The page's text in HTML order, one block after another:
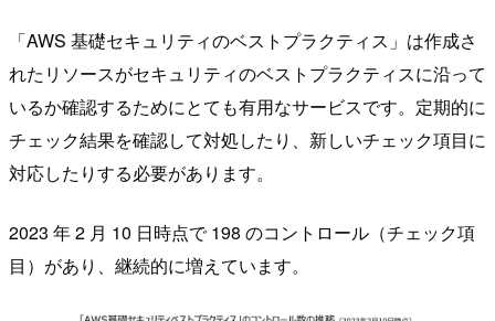
「AWS 基礎セキュリティのベストプラクティス」は作成さ
れたリソースがセキュリティのベストプラクティスに沿って
いるか確認するためにとても有用なサービスです。定期的に
チェック結果を確認して対処したり、新しいチェック項目に
対応したりする必要があります。
2023 年 2 月 10 日時点で 198 のコントロール（チェック項
目）があり、継続的に増えています。